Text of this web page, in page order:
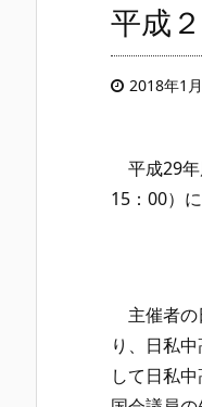
平成
2018年1
平成29年
15：00）
主催者の
り、日私
して日私